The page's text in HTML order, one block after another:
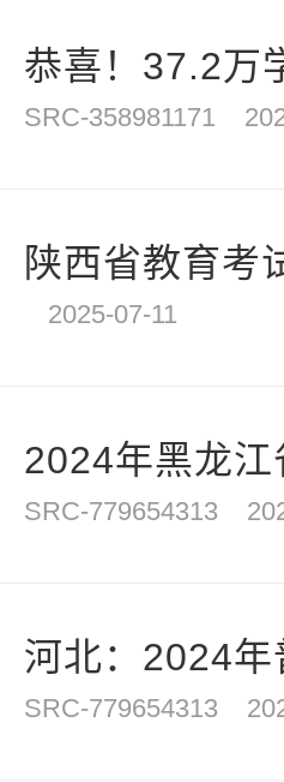
恭喜！37.2万
SRC-358981171
陕西省教育考
2025-07-11
2024年黑龙
SRC-779654313
河北：2024
SRC-779654313